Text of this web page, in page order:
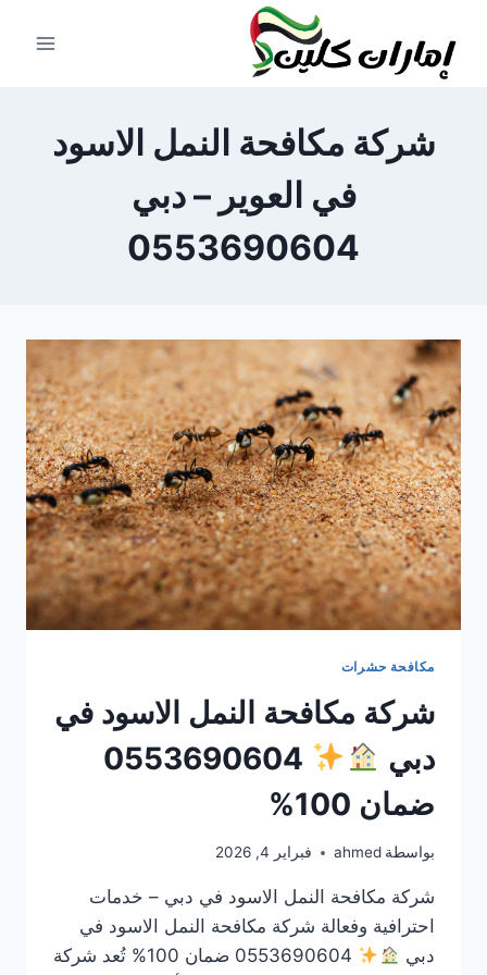
المحتوى
شركة مكافحة النمل الاسود
في العوير – دبي
0553690604
مكافحة حشرات
شركة مكافحة النمل الاسود في
دبي
0553690604
ضمان 100%
بواسطة ahmed فبراير 4, 2026
شركة مكافحة النمل الاسود في دبي – خدمات
احترافية وفعالة شركة مكافحة النمل الاسود في
دبي
0553690604 ضمان 100% تُعد شركة